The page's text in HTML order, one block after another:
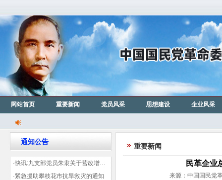
网站首页 重要新闻 党员风采 思想建设 企业风采
通知公告
·快讯:九支部党员朱隶关于营改增信息宣传力度的建议那篇已被省政协采用
·紧急援助攀枝花市抗旱救灾的通知
重要新闻
民革企业
来源：中国国民党